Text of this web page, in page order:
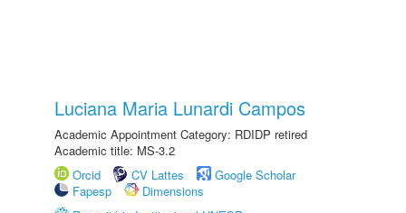
Luciana Maria Lunardi Campos
Academic Appointment Category: RDIDP retired
Academic title: MS-3.2
Orcid
CV Lattes
Google Scholar
Fapesp
Dimensions